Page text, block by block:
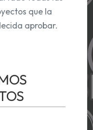
que la
aprobar.